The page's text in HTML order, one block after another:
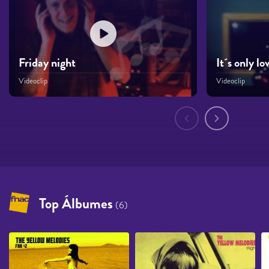
Friday night
Videoclip
It´s only
Videoclip
Top Álbumes (6)